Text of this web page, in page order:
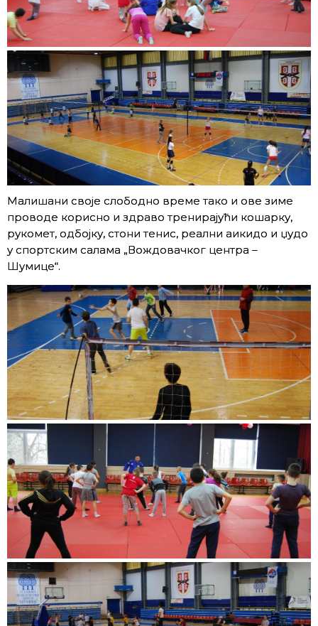
Малишани своје слободно време тако и ове зиме
проводе корисно и здраво тренирајући кошарку,
рукомет, одбојку, стони тенис, реални аикидо и џудо
у спортским салама „Вождовачког центра –
Шумице“.